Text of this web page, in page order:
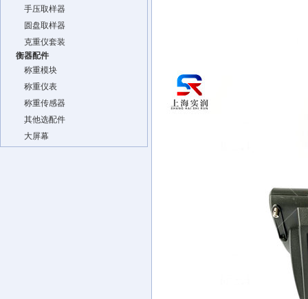
手压取样器
圆盘取样器
克重仪套装
衡器配件
称重模块
称重仪表
称重传感器
其他选配件
大屏幕